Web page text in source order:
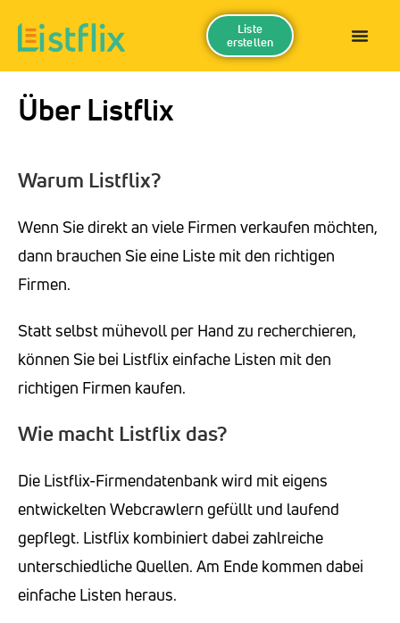
Liste
erstellen
Über Listflix
Warum Listflix?
Wenn Sie direkt an viele Firmen verkaufen möchten,
dann brauchen Sie eine Liste mit den richtigen
Firmen.
Statt selbst mühevoll per Hand zu recherchieren,
können Sie bei Listflix einfache Listen mit den
richtigen Firmen kaufen.
Wie macht Listflix das?
Die Listflix-Firmendatenbank wird mit eigens
entwickelten Webcrawlern gefüllt und laufend
gepflegt. Listflix kombiniert dabei zahlreiche
unterschiedliche Quellen. Am Ende kommen dabei
einfache Listen heraus.